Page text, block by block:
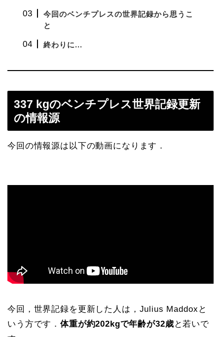
今回のベンチプレスの世界記録から思うこ
と
終わりに...
337 kgのベンチプレス世界記録更新
の情報源
今回の情報源は以下の動画になります．
今回，世界記録を更新した人は，Julius Maddoxと
いう方です．体重が約202kgで年齢が32歳 と若いで